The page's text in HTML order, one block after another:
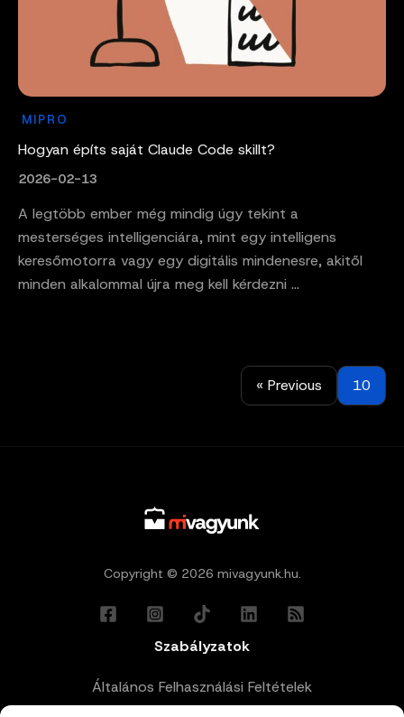
MIPRO
Hogyan építs saját Claude Code skillt?
2026-02-13
A legtöbb ember még mindig úgy tekint a
mesterséges intelligenciára, mint egy intelligens
keresőmotorra vagy egy digitális mindenesre, akitől
minden alkalommal újra meg kell kérdezni ...
« Previous 10
Copyright © 2026 mivagyunk.hu.
Szabályzatok
Általános Felhasználási Feltételek